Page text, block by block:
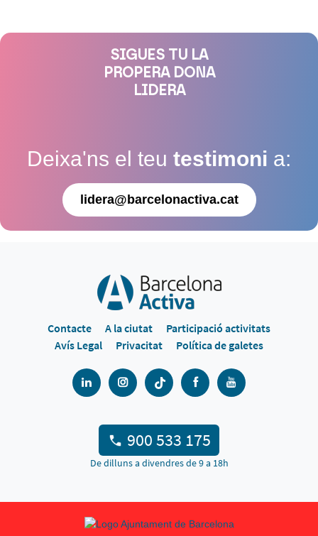
SIGUES TU LA
PROPERA DONA
LIDERA
Deixa'ns el teu testimoni a:
lidera@barcelonactiva.cat
Contacte A la ciutat
Participació activitats
Avís Legal
Privacitat Política de galetes
900 533 175
De dilluns a divendres de 9 a 18h